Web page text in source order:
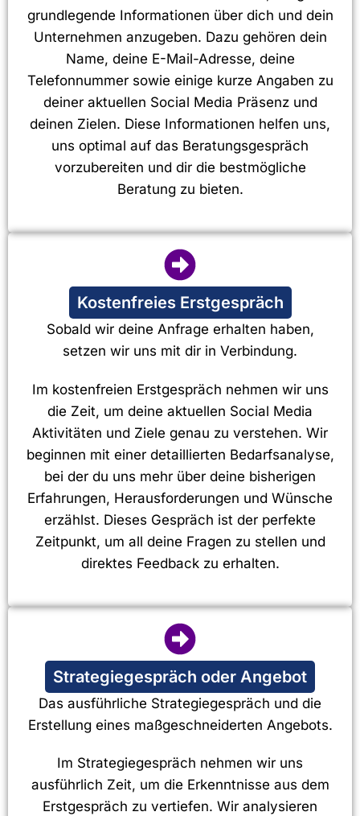
grundlegende Informationen über dich und dein
Unternehmen anzugeben. Dazu gehören dein
Name, deine E-Mail-Adresse, deine
Telefonnummer sowie einige kurze Angaben zu
deiner aktuellen Social Media Präsenz und
deinen Zielen. Diese Informationen helfen uns,
uns optimal auf das Beratungsgespräch
vorzubereiten und dir die bestmögliche
Beratung zu bieten.
Kostenfreies Erstgespräch
Sobald wir deine Anfrage erhalten haben,
setzen wir uns mit dir in Verbindung.
Im kostenfreien Erstgespräch nehmen wir uns
die Zeit, um deine aktuellen Social Media
Aktivitäten und Ziele genau zu verstehen. Wir
beginnen mit einer detaillierten Bedarfsanalyse,
bei der du uns mehr über deine bisherigen
Erfahrungen, Herausforderungen und Wünsche
erzählst. Dieses Gespräch ist der perfekte
Zeitpunkt, um all deine Fragen zu stellen und
direktes Feedback zu erhalten.
Strategiegespräch oder Angebot
Das ausführliche Strategiegespräch und die
Erstellung eines maßgeschneiderten Angebots.
Im Strategiegespräch nehmen wir uns
ausführlich Zeit, um die Erkenntnisse aus dem
Erstgespräch zu vertiefen. Wir analysieren